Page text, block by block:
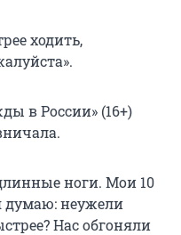
ходить,
в России» (16+)
ноги. Мои 10
думаю: неужели
Нас обгоняли